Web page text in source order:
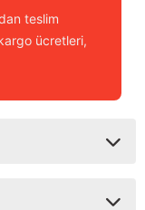
teslim
ücretleri,